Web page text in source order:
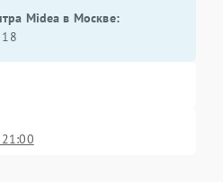
Midea в Москве:
18